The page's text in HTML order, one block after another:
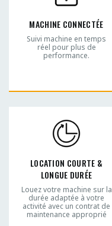
MACHINE CONNECTÉE
Suivi machine en temps
réel pour plus de
performance.
LOCATION COURTE &
LONGUE DURÉE
Louez votre machine sur la
durée adaptée à votre
activité avec un contrat de
maintenance approprié